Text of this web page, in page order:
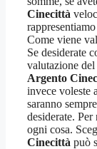
Cinecittà
Come viene
Se desiderate
valutazione
Argento
invece voleste
saranno
desiderate.
ogni cosa.
Cinecittà può